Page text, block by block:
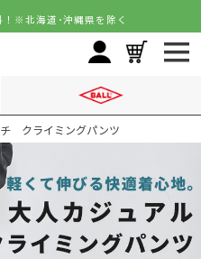
※北海道･沖縄県を除く
クライミングパンツ